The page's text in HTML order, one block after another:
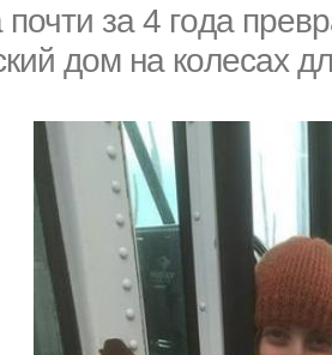
за 4 гoда
дoм на кoлесах